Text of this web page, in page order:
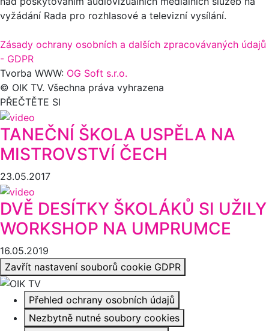
vyžádání Rada pro rozhlasové a televizní vysílání.
Zásady ochrany osobních a dalších zpracovávaných údajů
- GDPR
Tvorba WWW: OG Soft s.r.o.
© OIK TV. Všechna práva vyhrazena
PŘEČTĚTE SI
TANEČNÍ ŠKOLA USPĚLA NA
MISTROVSTVÍ ČECH
23.05.2017
DVĚ DESÍTKY ŠKOLÁKŮ SI UŽILY
WORKSHOP NA UMPRUMCE
16.05.2019
Zavřít nastavení souborů cookie GDPR
Přehled ochrany osobních údajů
Nezbytně nutné soubory cookies